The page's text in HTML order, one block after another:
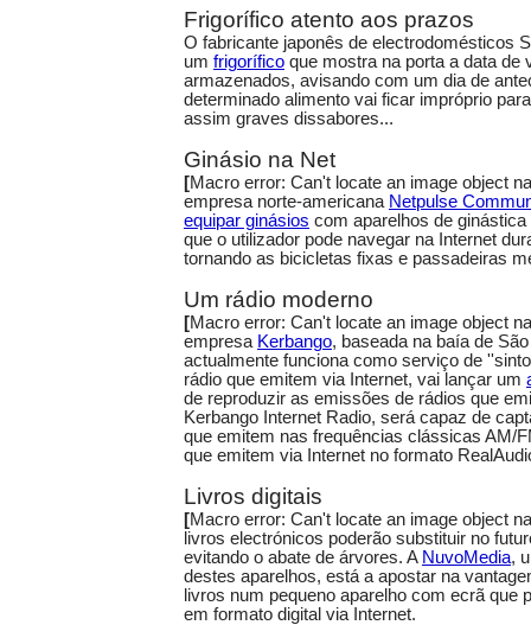
Frigorífico atento aos prazos
O fabricante japonês de electrodomésticos
um frigorífico que mostra na porta a data de
armazenados, avisando com um dia de
determinado alimento vai ficar impróprio
assim graves dissabores...
Ginásio na Net
[Macro error: Can't locate an image object
empresa norte-americana Netpulse
equipar ginásios com aparelhos de
que o utilizador pode navegar na Internet
tornando as bicicletas fixas e passadeiras
Um rádio moderno
[Macro error: Can't locate an image object
empresa Kerbango, baseada na baía de
actualmente funciona como serviço de
rádio que emitem via Internet, vai lançar um
de reproduzir as emissões de rádios que
Kerbango Internet Radio, será capaz de
que emitem nas frequências clássicas AM/
que emitem via Internet no formato
Livros digitais
[Macro error: Can't locate an image object
livros electrónicos poderão substituir no
evitando o abate de árvores. A NuvoMedia,
destes aparelhos, está a apostar na
livros num pequeno aparelho com ecrã que
em formato digital via Internet.